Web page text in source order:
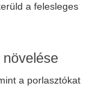
a felesleges
a porlasztókat